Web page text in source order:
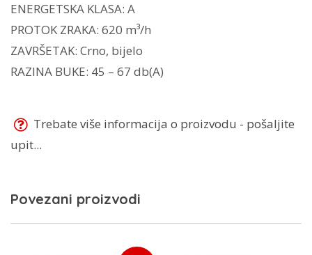
ENERGETSKA KLASA: A
PROTOK ZRAKA: 620 m³/h
ZAVRŠETAK: Crno, bijelo
RAZINA BUKE: 45 – 67 db(A)
Trebate više informacija o proizvodu - pošaljite
upit...
Povezani proizvodi